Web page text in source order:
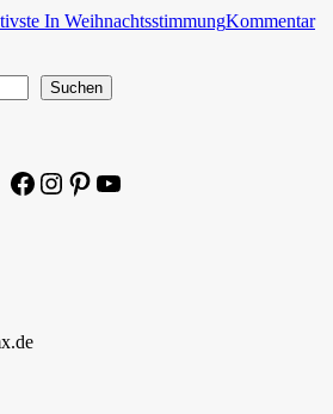
In WeihnachtsstimmungKommentar
Suchen
Facebook
Instagram
Pinterest
YouTube